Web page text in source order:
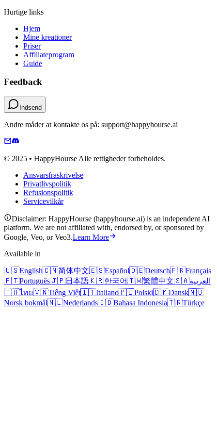
Hurtige links
Hjem
Mine kreationer
Priser
Affiliateprogram
Guide
Feedback
Indsend
Andre måder at kontakte os på: support@happyhourse.ai
© 2025 • HappyHourse Alle rettigheder forbeholdes.
Ansvarsfraskrivelse
Privatlivspolitik
Refusionspolitik
Servicevilkår
Disclaimer: HappyHourse (happyhourse.ai) is an independent AI
platform. We are not affiliated with, endorsed by, or sponsored by
Google, Veo, or Veo3.Learn More
Available in
🇺🇸English🇨🇳简体中文🇪🇸Español🇩🇪Deutsch🇫🇷Français
🇵🇹Português🇯🇵日本語🇰🇷한국어🇹🇼繁體中文🇸🇦العربية
🇹🇭ไทย🇻🇳Tiếng Việt🇮🇹Italiano🇵🇱Polski🇩🇰Dansk🇳🇴
Norsk bokmål🇳🇱Nederlands🇮🇩Bahasa Indonesia🇹🇷Türkçe